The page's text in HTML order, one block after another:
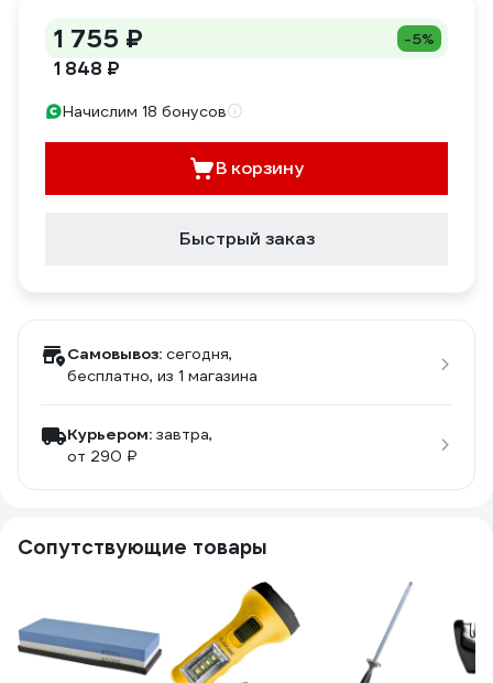
1 755 ₽ -5%
1 848 ₽
Начислим 18 бонусов
В корзину
Быстрый заказ
Самовывоз: сегодня,
бесплатно, из 1 магазина
Курьером: завтра,
от 290 ₽
Сопутствующие товары